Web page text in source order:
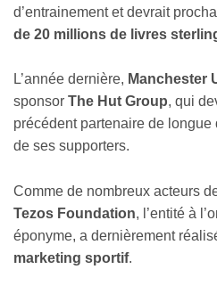
d’entrainement et devrait
de 20 millions de livres
L’année dernière, Manchester
sponsor The Hut Group, qui
précédent partenaire de longue
de ses supporters.
Comme de nombreux acteurs
Tezos Foundation, l’entité à
éponyme, a dernièrement
marketing sportif.